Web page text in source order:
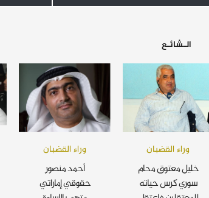
الـشائـع
وراء القضبان
خليل معتوق محام
سوري كرس حياته
وراء القضبان
أحمد منصور
حقوقي إماراتي